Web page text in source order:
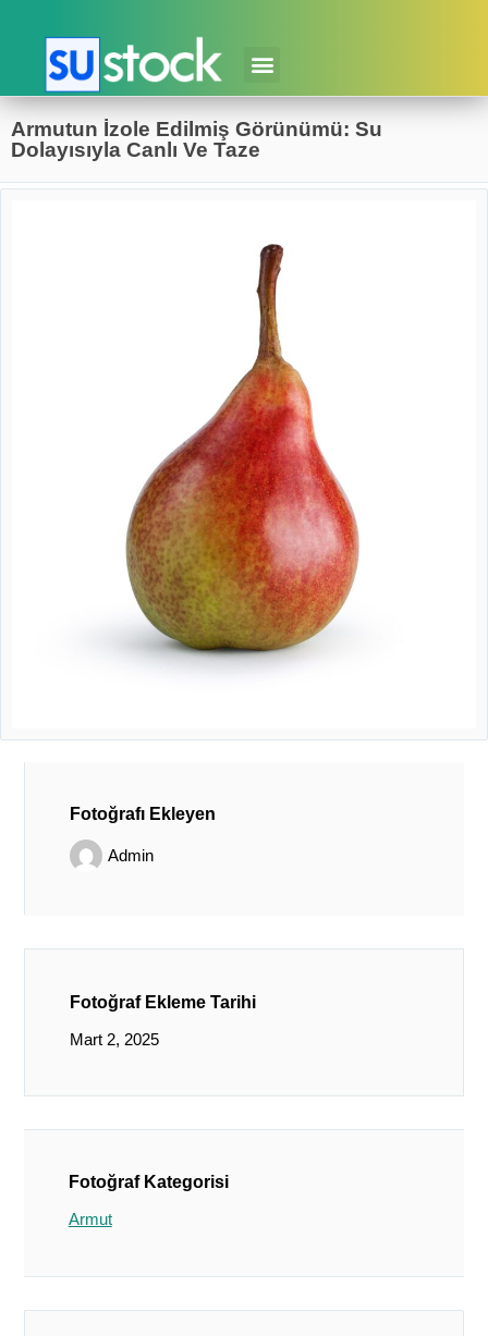
Armutun İzole Edilmiş Görünümü: Su
Dolayısıyla Canlı Ve Taze
Fotoğrafı Ekleyen
Admin
Fotoğraf Ekleme Tarihi
Mart 2, 2025
Fotoğraf Kategorisi
Armut